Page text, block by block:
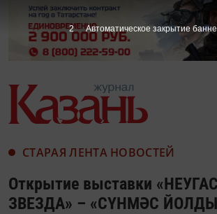
СТАРАЯ ЛЕНТА НОВОСТЕЙ
Открытие выставки
ЗВЕЗДА» – «СҮНМӘС
1 Автоматическое закрытие